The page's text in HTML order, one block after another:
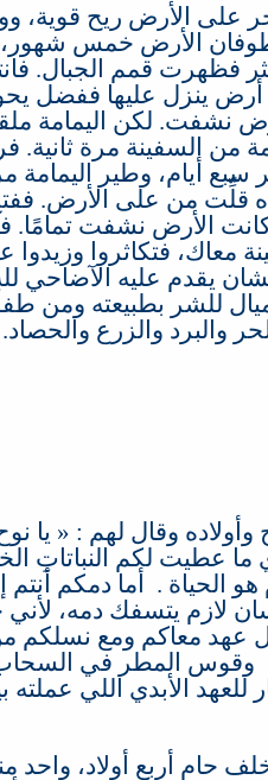
على الأرض ريح قوية،
الأرض خمس
فظهرت قمم الجبال.
ينزل عليها ففضل
نشفت. لكن اليمامة
من السفينة مرة ثانية.
سبع أيام، وطير اليمامة
قلِّت من على الأرض.
الأرض نشفت تمامًا.
معاك، فتكاثروا وزيدوا
يقدم عليه الآضاحي
ميال للشر بطبيعته ومن
والبرد والزرع والحصاد.
وأولاده وقال لهم : « يا
ما عطيت لكم النباتاتِ
الحياة . ‏
أما دمكم
لازم يتسفك دمه،
عهد معاكم ومع نسلكم
وقوس المطر في
الأبدي اللي عملته
حام أربع أولاد، واحد